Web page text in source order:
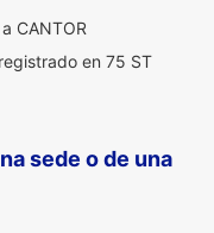
CANTOR
en 75 ST
sede o de una